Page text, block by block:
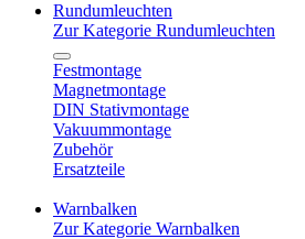
Rundumleuchten
Zur Kategorie Rundumleuchten
Festmontage
Magnetmontage
DIN Stativmontage
Vakuummontage
Zubehör
Ersatzteile
Warnbalken
Zur Kategorie Warnbalken